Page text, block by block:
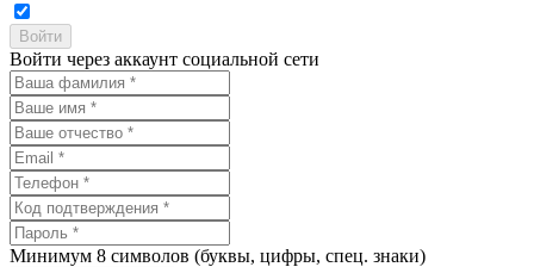
Войти через аккаунт социальной сети
Минимум 8 символов (буквы, цифры, спец. знаки)